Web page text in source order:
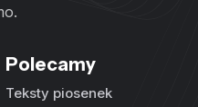
Polecamy
Teksty piosenek